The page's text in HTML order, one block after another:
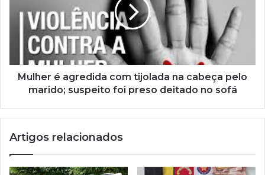
Mulher é agredida com tijolada na cabeça pelo
marido; suspeito foi preso deitado no sofá
Artigos relacionados